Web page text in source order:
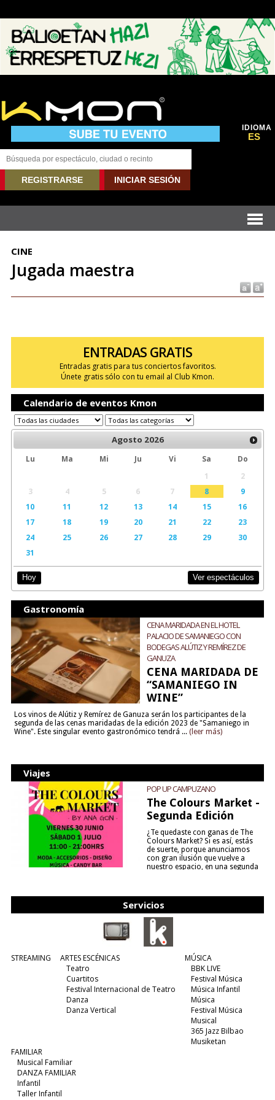
IDIOMA
ES
REGISTRARSE INICIAR SESIÓN
CINE
Jugada maestra
ENTRADAS GRATIS
Entradas gratis para tus conciertos favoritos.
Únete gratis sólo con tu email al Club Kmon.
Calendario de eventos Kmon
Agosto 2026
Lu Ma Mi Ju Vi Sa
Do
1
2
3
4 5 6 7 8
9
10
11 12 13 14 15
16
17
18 19 20 21 22
23
24
25 26 27 28 29
30
31
Hoy Ver espectáculos
Gastronomía
CENA MARIDADA EN EL HOTEL
PALACIO DE SAMANIEGO CON
BODEGAS ALÚTIZ Y REMÍREZ DE
GANUZA
CENA MARIDADA DE
“SAMANIEGO IN
WINE”
Los vinos de Alútiz y Remírez de Ganuza serán los participantes de la
segunda de las cenas maridadas de la edición 2023 de "Samaniego in
Wine". Este singular evento gastronómico tendrá ... (leer más)
Viajes
POP UP CAMPUZANO
The Colours Market -
Segunda Edición
¿Te quedaste con ganas de The
Colours Market? Si es así, estás
de suerte, porque anunciamos
con gran ilusión que vuelve a
nuestro espacio, en una segunda
Servicios
STREAMING
ARTES ESCÉNICAS
Teatro
Cuartitos
Festival Internacional de Teatro
Danza
Danza Vertical
MÚSICA
BBK LIVE
Festival Música
Música Infantil
Música
Festival Música
Musical
365 Jazz Bilbao
Musiketan
FAMILIAR
Musical Familiar
DANZA FAMILIAR
Infantil
Taller Infantil